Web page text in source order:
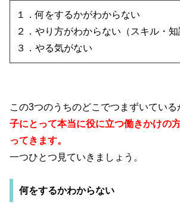
１．何をするかがわからない
２．やり方がわからない（スキル・知
３．やる気がない
この3つのうちのどこでつまずいている
子にとって本当に役に立つ働きかけの
ってきます。
一つひとつ見ていきましょう。
何をするかわからない